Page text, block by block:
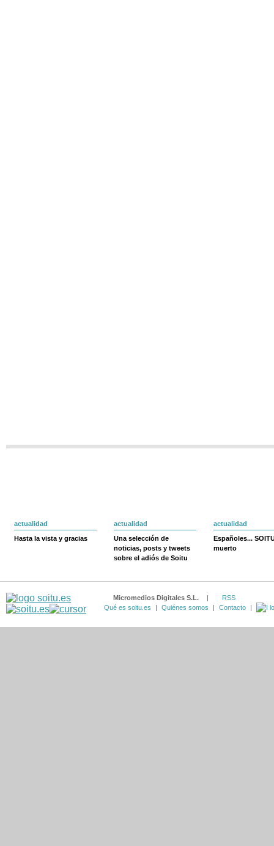
actualidad
Hasta la vista y gracias
actualidad
Una selección de
noticias, posts y tweets
sobre el adiós de Soitu
actualidad
Españoles...
muerto
Micromedios Digitales S.L. |
RSS
Qué es soitu.es
| Quiénes somos | Contacto |